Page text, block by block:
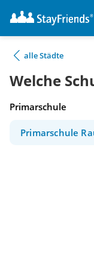
alle Städte
Welche
Primarschule
Primarschule